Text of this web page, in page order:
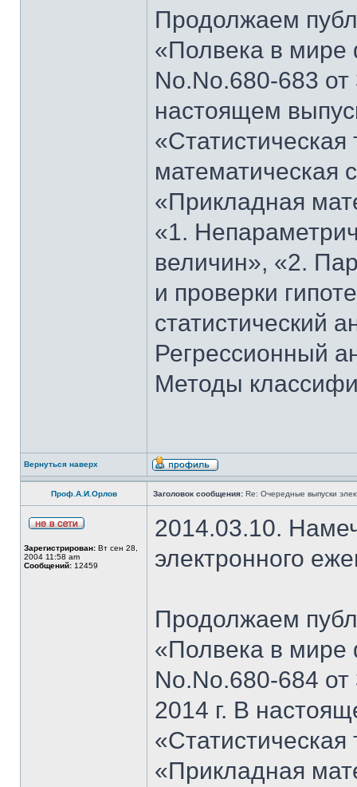
Продолжаем
«Полвека в мире
No.No.680-683
настоящем
«Статистическая
математическая
«Прикладная
«1.
величин», «2.
и проверки
статистический
Регрессионный
Методы
Вернуться наверх
Проф.А.И.Орлов Заголовок сообщения: Re: Очередные выпуски
Зарегистрирован: Вт сен 28,
2004 11:58 am
Сообщений: 12459
2014.03.10.
электронного
Продолжаем
«Полвека в мире
No.No.680-684
2014 г. В
«Прикладная